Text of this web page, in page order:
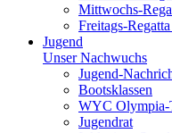
Mittwochs-
Freitags-
Jugend
Unser Nachwuchs
Jugend-
Bootsklassen
WYC Olympia-
Jugendrat